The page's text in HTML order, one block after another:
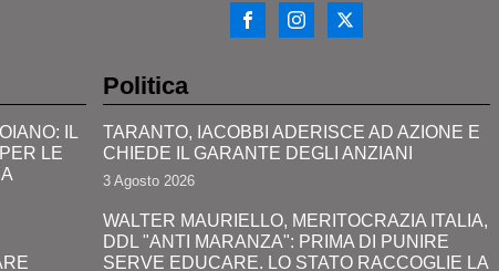
IL
LE
Politica
TARANTO, IACOBBI ADERISCE AD AZIONE E
CHIEDE IL GARANTE DEGLI ANZIANI
3 Agosto 2026
WALTER MAURIELLO, MERITOCRAZIA ITALIA,
DDL "ANTI MARANZA": PRIMA DI PUNIRE
SERVE EDUCARE. LO STATO RACCOGLIE LA